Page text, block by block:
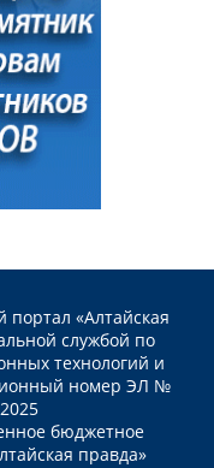
«Алтайская
службой по
технологий и
номер ЭЛ №
бюджетное
правда»